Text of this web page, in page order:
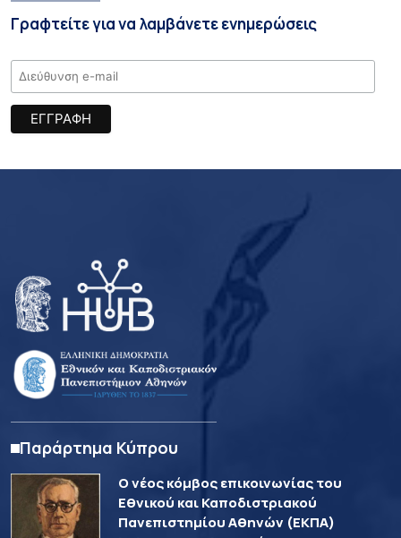
Γραφτείτε για να λαμβάνετε ενημερώσεις
Παράρτημα Κύπρου
Ο νέος κόμβος επικοινωνίας του
Εθνικού και Καποδιστριακού
Πανεπιστημίου Αθηνών (ΕΚΠΑ)